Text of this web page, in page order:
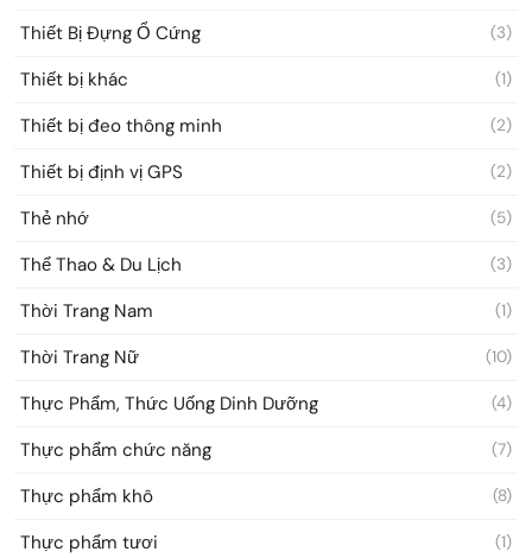
Thiết Bị Đựng Ổ Cứng (3)
Thiết bị khác (1)
Thiết bị đeo thông minh (2)
Thiết bị định vị GPS (2)
Thẻ nhớ (5)
Thể Thao & Du Lịch (3)
Thời Trang Nam (1)
Thời Trang Nữ (10)
Thực Phẩm, Thức Uống Dinh Dưỡng (4)
Thực phẩm chức năng (7)
Thực phẩm khô (8)
Thực phẩm tươi (1)